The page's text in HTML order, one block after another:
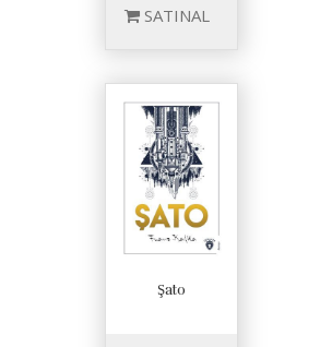
SATINAL
Şato